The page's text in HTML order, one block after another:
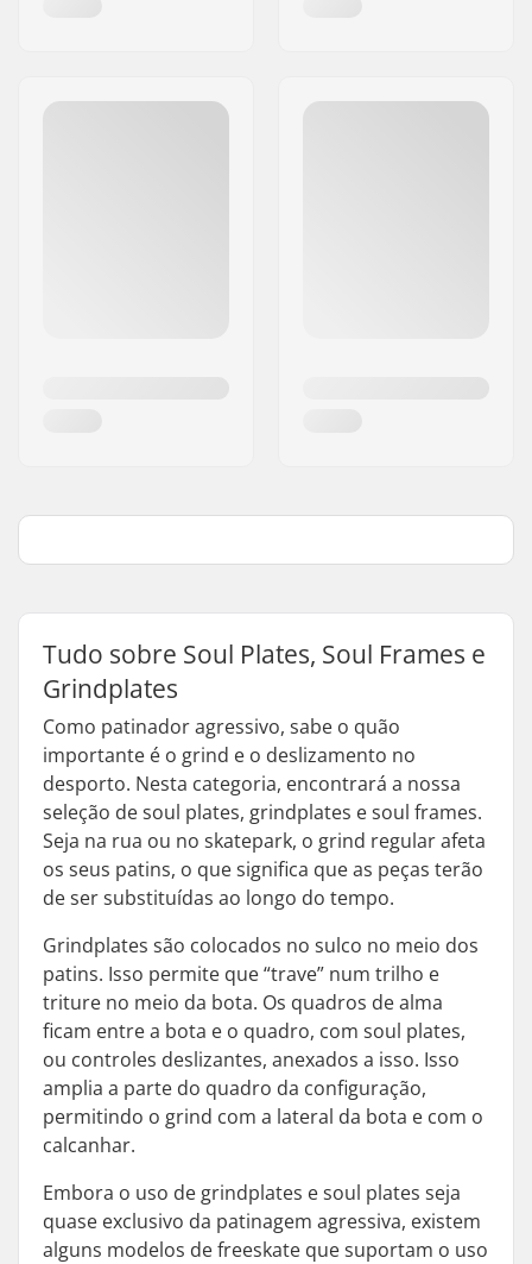
Tudo sobre Soul Plates, Soul Frames e
Grindplates
Como patinador agressivo, sabe o quão
importante é o grind e o deslizamento no
desporto. Nesta categoria, encontrará a nossa
seleção de soul plates, grindplates e soul frames.
Seja na rua ou no skatepark, o grind regular afeta
os seus patins, o que significa que as peças terão
de ser substituídas ao longo do tempo.
Grindplates são colocados no sulco no meio dos
patins. Isso permite que “trave” num trilho e
triture no meio da bota. Os quadros de alma
ficam entre a bota e o quadro, com soul plates,
ou controles deslizantes, anexados a isso. Isso
amplia a parte do quadro da configuração,
permitindo o grind com a lateral da bota e com o
calcanhar.
Embora o uso de grindplates e soul plates seja
quase exclusivo da patinagem agressiva, existem
alguns modelos de freeskate que suportam o uso